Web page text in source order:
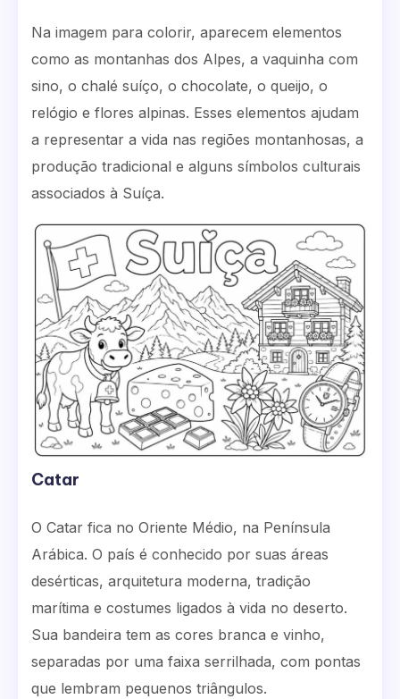
Na imagem para colorir, aparecem elementos
como as montanhas dos Alpes, a vaquinha com
sino, o chalé suíço, o chocolate, o queijo, o
relógio e flores alpinas. Esses elementos ajudam
a representar a vida nas regiões montanhosas, a
produção tradicional e alguns símbolos culturais
associados à Suíça.
Catar
O Catar fica no Oriente Médio, na Península
Arábica. O país é conhecido por suas áreas
desérticas, arquitetura moderna, tradição
marítima e costumes ligados à vida no deserto.
Sua bandeira tem as cores branca e vinho,
separadas por uma faixa serrilhada, com pontas
que lembram pequenos triângulos.